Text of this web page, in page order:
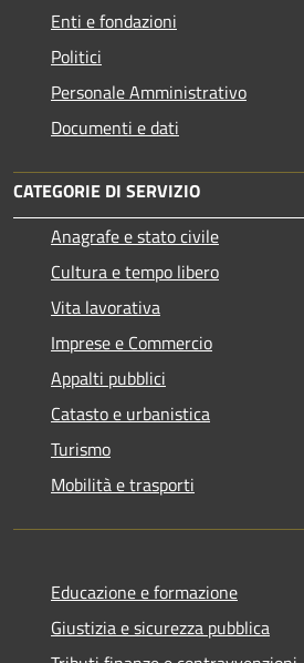
Enti e fondazioni
Politici
Personale Amministrativo
Documenti e dati
CATEGORIE DI SERVIZIO
Anagrafe e stato civile
Cultura e tempo libero
Vita lavorativa
Imprese e Commercio
Appalti pubblici
Catasto e urbanistica
Turismo
Mobilità e trasporti
Educazione e formazione
Giustizia e sicurezza pubblica